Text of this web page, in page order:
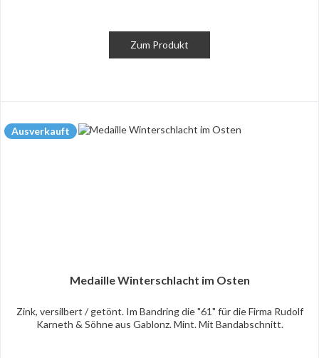
Zum Produkt
Ausverkauft
Medaille Winterschlacht im Osten
Zink, versilbert / getönt. Im Bandring die "61" für die Firma Rudolf
Karneth & Söhne aus Gablonz. Mint. Mit Bandabschnitt.